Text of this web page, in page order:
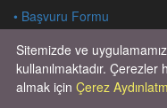
• Başvuru Formu
• Veri Sahibi Başvuru
Sitemizde ve
kullanılmaktadır. Çerezler
almak için Çerez